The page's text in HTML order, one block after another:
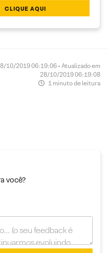
CLIQUE AQUI
10/2019 06:19:06 • Atualizado em
28/10/2019 06:19:08
1 minuto de leitura
você?